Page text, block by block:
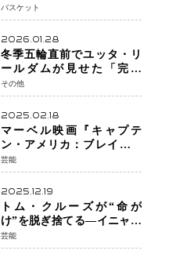
者・福岡大大濠が貫禄V！
東山は“背番号継承”で新た
な物語を刻む
バスケット
2026.01.28
冬季五輪直前でユッタ・リ
ールダムが見せた「完成
形」転倒と涙を越えて─ミラ
ノで金を狙うオランダ女王
の現在地
その他
2025.02.18
マーベル映画『キャプテ
ン・アメリカ：ブレイブ・
ニュー・ワールド』 新ブラ
ック・ウィドウ役のシラ・
ハースとは！？
芸能
2025.12.19
トム・クルーズが“命が
け”を脱ぎ捨てる―イニャリ
トゥ監督と挑む前代未聞の
大惨事コメディ「DIGGER
芸能